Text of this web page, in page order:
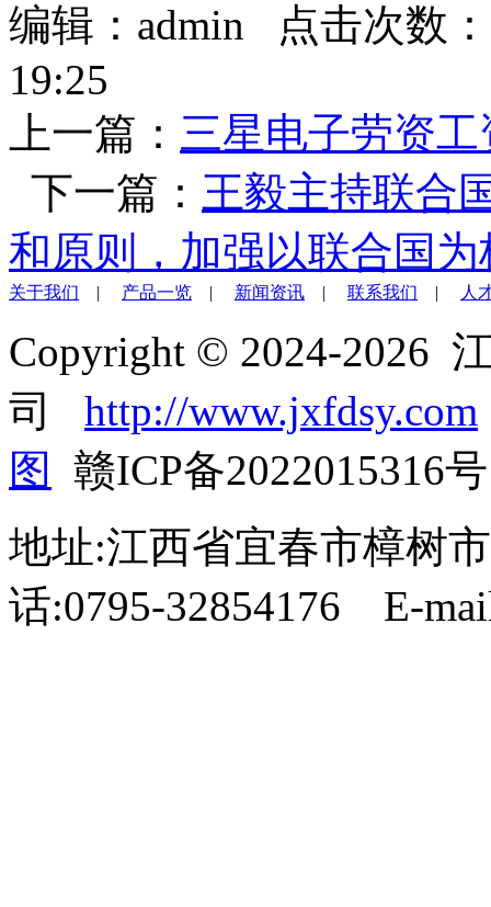
编辑：admin 点击次数：
19:25
上一篇： 三星电子劳资
下一篇： 王毅主持联合
和原则，加强以联合国
关于我们 | 产品一览 | 新闻资讯 | 联系我们 | 人
Copyright © 2024-2026
司 http://www.jxfdsy.com
图
赣ICP备2022015316号
地址:江西省宜春市樟树
话:0795-32854176 E-